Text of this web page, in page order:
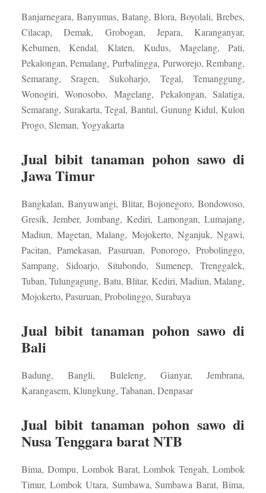
Banjarnegara, Banyumas, Batang, Blora, Boyolali, Brebes,
Cilacap, Demak, Grobogan, Jepara, Karanganyar,
Kebumen, Kendal, Klaten, Kudus, Magelang, Pati,
Pekalongan, Pemalang, Purbalingga, Purworejo, Rembang,
Semarang, Sragen, Sukoharjo, Tegal, Temanggung,
Wonogiri, Wonosobo, Magelang, Pekalongan, Salatiga,
Semarang, Surakarta, Tegal, Bantul, Gunung Kidul, Kulon
Progo, Sleman, Yogyakarta
Jual bibit tanaman pohon sawo di
Jawa Timur
Bangkalan, Banyuwangi, Blitar, Bojonegoro, Bondowoso,
Gresik, Jember, Jombang, Kediri, Lamongan, Lumajang,
Madiun, Magetan, Malang, Mojokerto, Nganjuk, Ngawi,
Pacitan, Pamekasan, Pasuruan, Ponorogo, Probolinggo,
Sampang, Sidoarjo, Situbondo, Sumenep, Trenggalek,
Tuban, Tulungagung, Batu, Blitar, Kediri, Madiun, Malang,
Mojokerto, Pasuruan, Probolinggo, Surabaya
Jual bibit tanaman pohon sawo di
Bali
Badung, Bangli, Buleleng, Gianyar, Jembrana,
Karangasem, Klungkung, Tabanan, Denpasar
Jual bibit tanaman pohon sawo di
Nusa Tenggara barat NTB
Bima, Dompu, Lombok Barat, Lombok Tengah, Lombok
Timur, Lombok Utara, Sumbawa, Sumbawa Barat, Bima,